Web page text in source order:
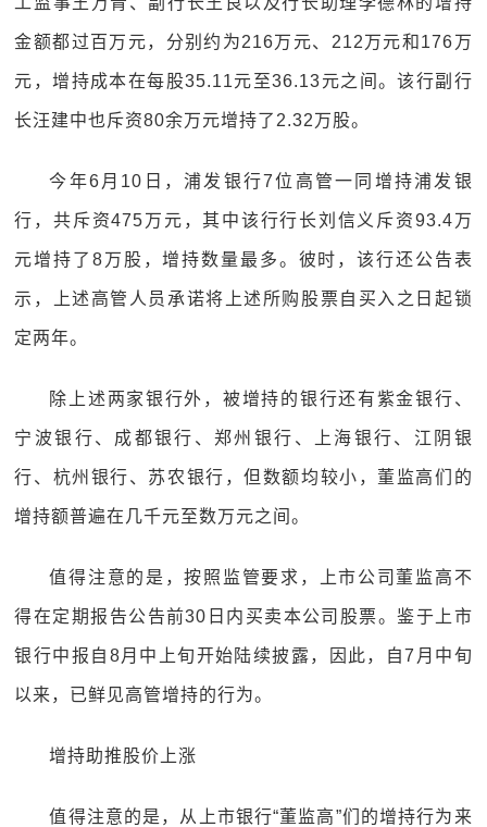
金额都过百万元，分别约为216万元、212万元和176万
元，增持成本在每股35.11元至36.13元之间。该行副行
长汪建中也斥资80余万元增持了2.32万股。
今年6月10日，浦发银行7位高管一同增持浦发银
行，共斥资475万元，其中该行行长刘信义斥资93.4万
元增持了8万股，增持数量最多。彼时，该行还公告表
示，上述高管人员承诺将上述所购股票自买入之日起锁
定两年。
除上述两家银行外，被增持的银行还有紫金银行、
宁波银行、成都银行、郑州银行、上海银行、江阴银
行、杭州银行、苏农银行，但数额均较小，董监高们的
增持额普遍在几千元至数万元之间。
值得注意的是，按照监管要求，上市公司董监高不
得在定期报告公告前30日内买卖本公司股票。鉴于上市
银行中报自8月中上旬开始陆续披露，因此，自7月中旬
以来，已鲜见高管增持的行为。
增持助推股价上涨
值得注意的是，从上市银行“董监高”们的增持行为来